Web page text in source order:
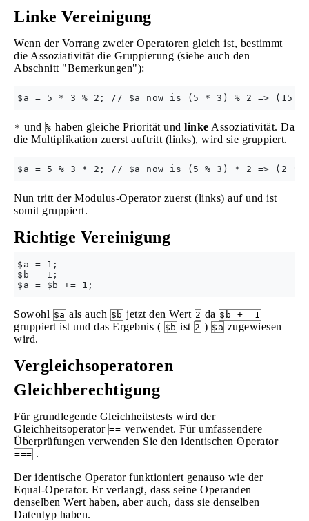
Linke Vereinigung
Wenn der Vorrang zweier Operatoren gleich ist, bestimmt
die Assoziativität die Gruppierung (siehe auch den
Abschnitt "Bemerkungen"):
* und % haben gleiche Priorität und linke Assoziativität. Da
die Multiplikation zuerst auftritt (links), wird sie gruppiert.
Nun tritt der Modulus-Operator zuerst (links) auf und ist
somit gruppiert.
Richtige Vereinigung
$a = 1;
$b = 1;
Sowohl $a als auch $b jetzt den Wert 2 da $b += 1
gruppiert ist und das Ergebnis ( $b ist 2 ) $a zugewiesen
wird.
Vergleichsoperatoren
Gleichberechtigung
Für grundlegende Gleichheitstests wird der
Gleichheitsoperator == verwendet. Für umfassendere
Überprüfungen verwenden Sie den identischen Operator
=== .
Der identische Operator funktioniert genauso wie der
Equal-Operator. Er verlangt, dass seine Operanden
denselben Wert haben, aber auch, dass sie denselben
Datentyp haben.